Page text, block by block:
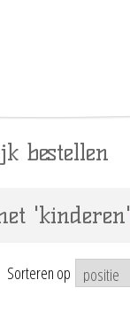
bestellen
'kinderen'
Sorteren op